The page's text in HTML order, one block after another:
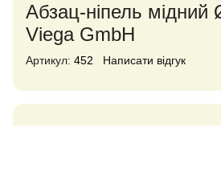
Абзац-ніпель мідний
Viega GmbH
Артикул: 452 Написати відгук